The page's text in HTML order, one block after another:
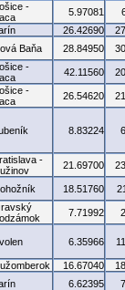
-
5.97081
26.42690
Baňa 28.84950
-
42.11560
-
26.54620
8.83224
-
21.69700
18.51760
7.71992
6.35966
16.67040
6.62395